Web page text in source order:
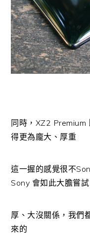
同時，XZ2 Premium
得更為龐大、厚重
這一握的感覺很不
Sony 會如此大膽嘗試
厚、大沒關係，我們
來的